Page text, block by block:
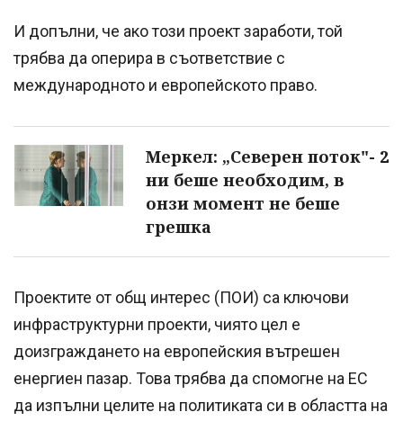
И допълни, че ако този проект заработи, той
трябва да оперира в съответствие с
международното и европейското право.
Меркел: „Северен поток"- 2
ни беше необходим, в
онзи момент не беше
грешка
Проектите от общ интерес (ПОИ) са ключови
инфраструктурни проекти, чиято цел е
доизграждането на европейския вътрешен
енергиен пазар. Това трябва да спомогне на ЕС
да изпълни целите на политиката си в областта на